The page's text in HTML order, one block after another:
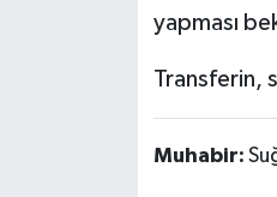
yapması
Transferin,
Muhabir: